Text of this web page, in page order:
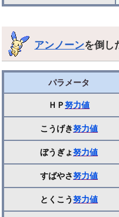
アンノーンを倒し
パラメータ
ＨＰ努力値
こうげき努力値
ぼうぎょ努力値
すばやさ努力値
とくこう努力値